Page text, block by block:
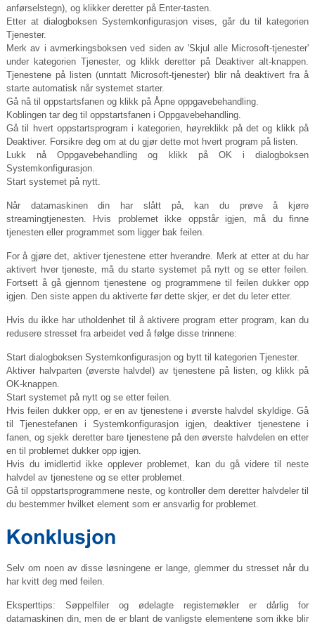
anførselstegn), og klikker deretter på Enter-tasten.
Etter at dialogboksen Systemkonfigurasjon vises, går du til kategorien
Tjenester.
Merk av i avmerkingsboksen ved siden av 'Skjul alle Microsoft-tjenester'
under kategorien Tjenester, og klikk deretter på Deaktiver alt-knappen.
Tjenestene på listen (unntatt Microsoft-tjenester) blir nå deaktivert fra å
starte automatisk når systemet starter.
Gå nå til oppstartsfanen og klikk på Åpne oppgavebehandling.
Koblingen tar deg til oppstartsfanen i Oppgavebehandling.
Gå til hvert oppstartsprogram i kategorien, høyreklikk på det og klikk på
Deaktiver. Forsikre deg om at du gjør dette mot hvert program på listen.
Lukk nå Oppgavebehandling og klikk på OK i dialogboksen
Systemkonfigurasjon.
Start systemet på nytt.
Når datamaskinen din har slått på, kan du prøve å kjøre
streamingtjenesten. Hvis problemet ikke oppstår igjen, må du finne
tjenesten eller programmet som ligger bak feilen.
For å gjøre det, aktiver tjenestene etter hverandre. Merk at etter at du har
aktivert hver tjeneste, må du starte systemet på nytt og se etter feilen.
Fortsett å gå gjennom tjenestene og programmene til feilen dukker opp
igjen. Den siste appen du aktiverte før dette skjer, er det du leter etter.
Hvis du ikke har utholdenhet til å aktivere program etter program, kan du
redusere stresset fra arbeidet ved å følge disse trinnene:
Start dialogboksen Systemkonfigurasjon og bytt til kategorien Tjenester.
Aktiver halvparten (øverste halvdel) av tjenestene på listen, og klikk på
OK-knappen.
Start systemet på nytt og se etter feilen.
Hvis feilen dukker opp, er en av tjenestene i øverste halvdel skyldige. Gå
til Tjenestefanen i Systemkonfigurasjon igjen, deaktiver tjenestene i
fanen, og sjekk deretter bare tjenestene på den øverste halvdelen en etter
en til problemet dukker opp igjen.
Hvis du imidlertid ikke opplever problemet, kan du gå videre til neste
halvdel av tjenestene og se etter problemet.
Gå til oppstartsprogrammene neste, og kontroller dem deretter halvdeler til
du bestemmer hvilket element som er ansvarlig for problemet.
Selv om noen av disse løsningene er lange, glemmer du stresset når du
har kvitt deg med feilen.
Eksperttips: Søppelfiler og ødelagte registernøkler er dårlig for
datamaskinen din, men de er blant de vanligste elementene som ikke blir